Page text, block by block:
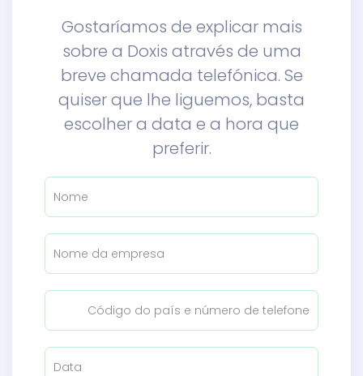
Gostaríamos de explicar mais
sobre a Doxis através de uma
breve chamada telefónica. Se
quiser que lhe liguemos, basta
escolher a data e a hora que
preferir.